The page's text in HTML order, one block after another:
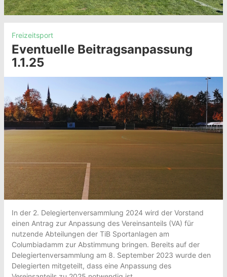
Freizeitsport
Eventuelle Beitragsanpassung
1.1.25
In der 2. Delegiertenversammlung 2024 wird der Vorstand
einen Antrag zur Anpassung des Vereinsanteils (VA) für
nutzende Abteilungen der TiB Sportanlagen am
Columbiadamm zur Abstimmung bringen. Bereits auf der
Delegiertenversammlung am 8. September 2023 wurde den
Delegierten mitgeteilt, dass eine Anpassung des